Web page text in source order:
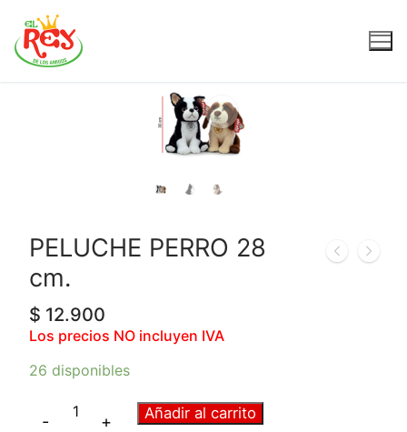
PELUCHE PERRO 28
cm.
$ 12.900
Los precios NO incluyen IVA
26 disponibles
- + Añadir al carrito